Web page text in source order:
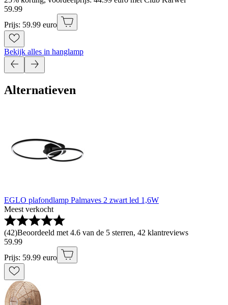
59.99
Prijs: 59.99 euro
Bekijk alles in hanglamp
Alternatieven
EGLO plafondlamp Palmaves 2 zwart led 1,6W
Meest verkocht
(42)Beoordeeld met 4.6 van de 5 sterren, 42 klantreviews
59.99
Prijs: 59.99 euro